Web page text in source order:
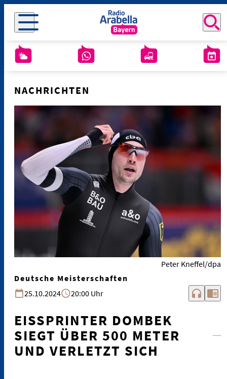
NACHRICHTEN
Peter Kneffel/dpa
Deutsche Meisterschaften
25.10.2024
20:00 Uhr headphones chrome_reader_mode
EISSPRINTER DOMBEK
SIEGT ÜBER 500 METER
UND VERLETZT SICH